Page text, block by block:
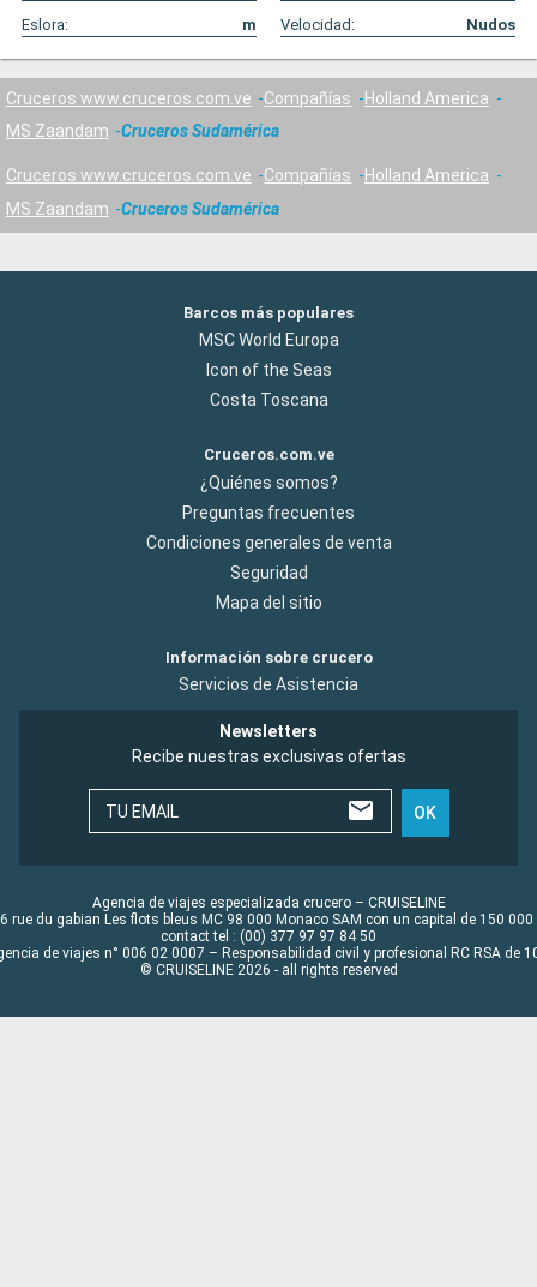
Eslora:
m Velocidad: Nudos
Cruceros www.cruceros.com.ve Compañías
Holland America
MS Zaandam
Cruceros Sudamérica
Cruceros www.cruceros.com.ve Compañías
Holland America
MS Zaandam
Cruceros Sudamérica
Barcos más populares
MSC World Europa
Icon of the Seas
Costa Toscana
Cruceros.com.ve
¿Quiénes somos?
Preguntas frecuentes
Condiciones generales de venta
Seguridad
Mapa del sitio
Información sobre crucero
Servicios de Asistencia
Newsletters
Recibe nuestras exclusivas ofertas
TU EMAIL OK
Agencia de viajes especializada crucero – CRUISELINE
rue du gabian Les flots bleus MC 98 000 Monaco SAM con un capital de 150 000
contact tel : (00) 377 97 97 84 50
de viajes n° 006 02 0007 – Responsabilidad civil y profesional RC RSA de
© CRUISELINE 2026 - all rights reserved